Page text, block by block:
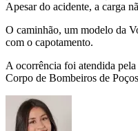
Apesar do acidente, a carga
O caminhão, um modelo da
com o capotamento.
A ocorrência foi atendida
Corpo de Bombeiros de